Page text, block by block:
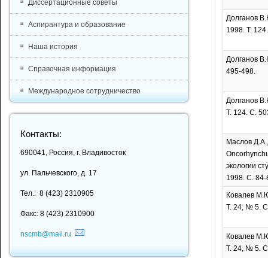
Долганов
1998. Т.
Долганов
495-498.
Долганов
Т. 124. С.
Маслов
экологии
1998. С. 84-
Ковалев
Т. 24, № 5.
Ковалев
Т. 24, № 5.
Диссертационные советы
Аспирантура и образование
Наша история
Справочная информация
Международное сотрудничество
Контакты:
690041, Россия, г. Владивосток
ул. Пальчевского, д. 17
Тел.: 8 (423) 2310905
Факс: 8 (423) 2310900
nscmb@mail.ru